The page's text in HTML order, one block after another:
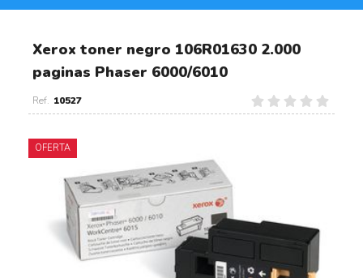
Xerox toner negro 106R01630 2.000
paginas Phaser 6000/6010
10527
OFERTA